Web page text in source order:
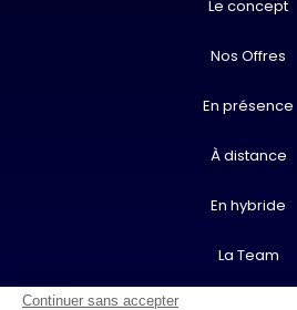
Continuer sans accepter
Le concept
Nos Offres
En présence
À distance
En hybride
La Team